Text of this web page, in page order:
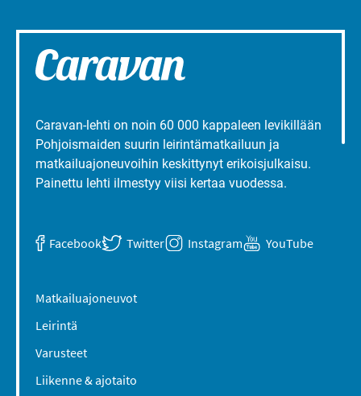
Caravan-lehti on noin 60 000 kappaleen levikillään
Pohjoismaiden suurin leirintämatkailuun ja
matkailuajoneuvoihin keskittynyt erikoisjulkaisu.
Painettu lehti ilmestyy viisi kertaa vuodessa.
Facebook Twitter Instagram YouTube
Matkailuajoneuvot
Leirintä
Varusteet
Liikenne & ajotaito